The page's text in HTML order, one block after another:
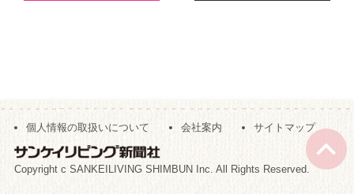
個人情報の取扱いについて 会社案内 サイトマップ
Copyright c SANKEILIVING SHIMBUN Inc. All Rights Reserved.